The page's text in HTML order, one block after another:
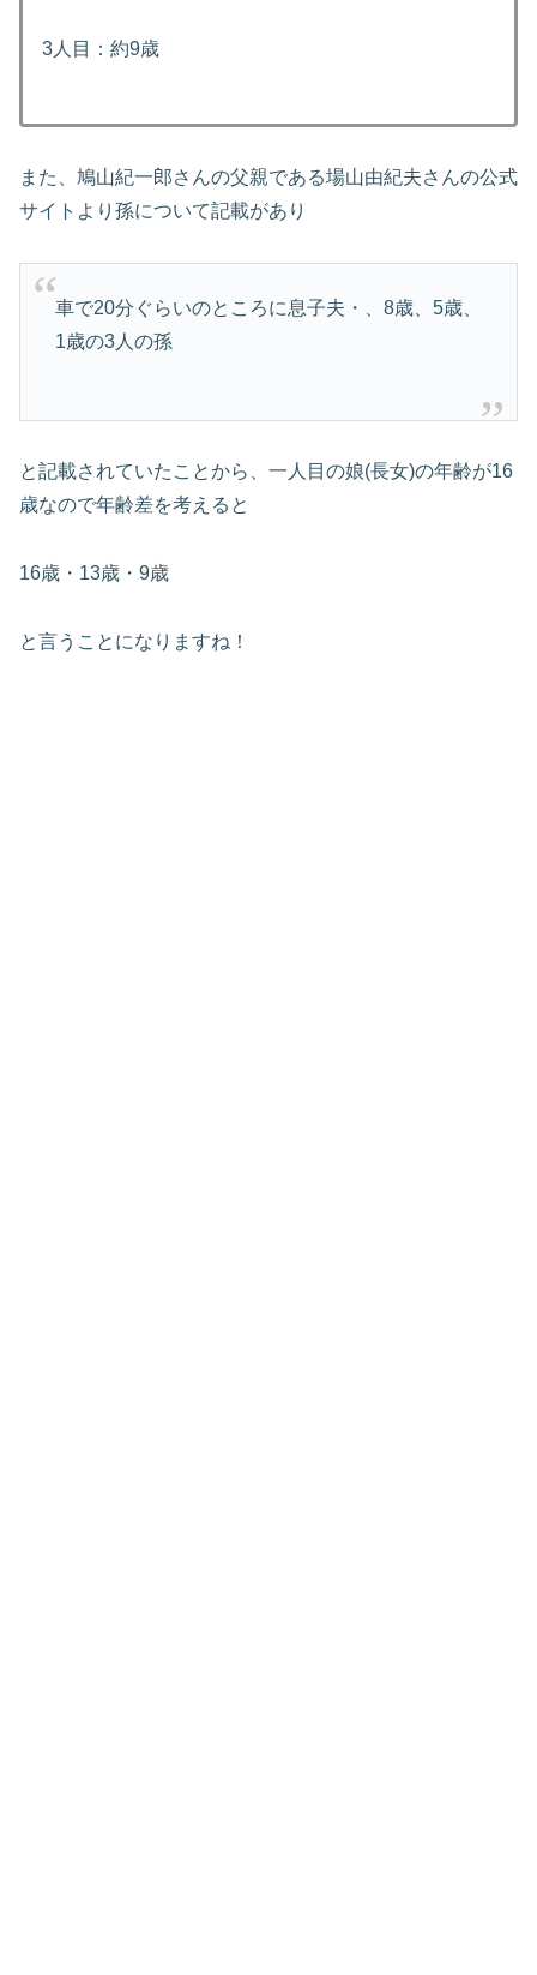
3人目：約9歳
また、鳩山紀一郎さんの父親である場山由紀夫さんの公式
サイトより孫について記載があり
車で20分ぐらいのところに息子夫・、8歳、5歳、
1歳の3人の孫
と記載されていたことから、一人目の娘(長女)の年齢が16
歳なので年齢差を考えると
16歳・13歳・9歳
と言うことになりますね！